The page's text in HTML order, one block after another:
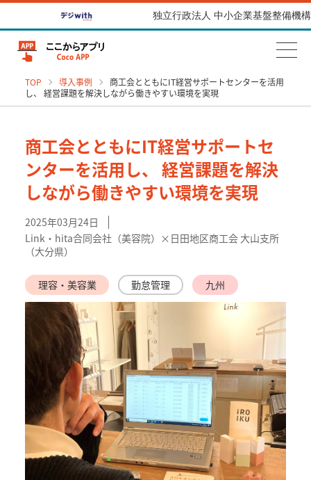
独立行政法人 中小企業基盤整備機構
TOP 導入事例
商工会とともにIT経営サポートセンターを活用
し、 経営課題を解決しながら働きやすい環境を実現
商工会とともにIT経営サポートセ
ンターを活用し、 経営課題を解決
しながら働きやすい環境を実現
2025年03月24日
Link・hita合同会社（美容院）×日田地区商工会 大山支所
（大分県）
理容・美容業 勤怠管理 九州